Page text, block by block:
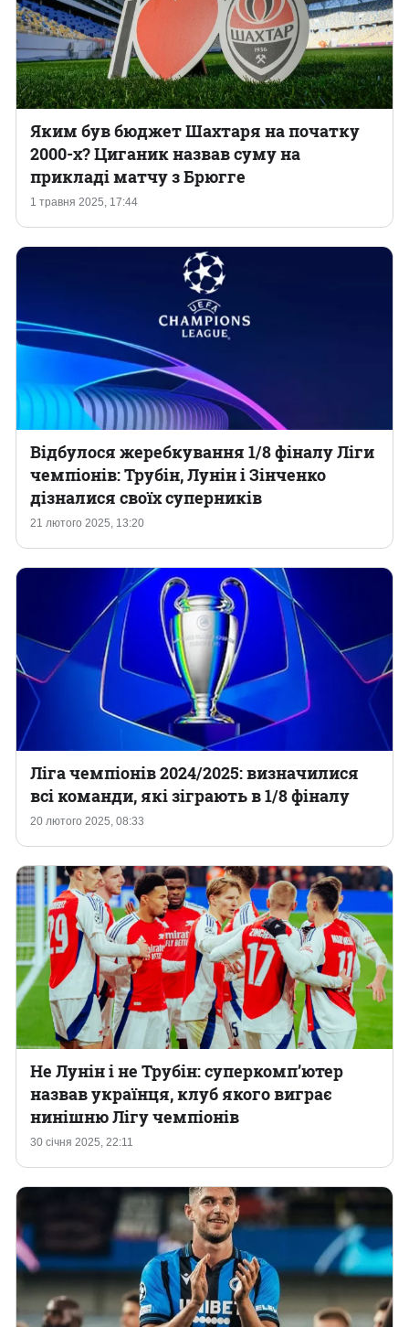
1 травня 2025, 17:44
Яким був бюджет Шахтаря на початку
2000-х? Циганик назвав суму на
прикладі матчу з Брюгге
21 лютого 2025, 13:20
Відбулося жеребкування 1/8 фіналу Ліги
чемпіонів: Трубін, Лунін і Зінченко
дізналися своїх суперників
20 лютого 2025, 08:33
Ліга чемпіонів 2024/2025: визначилися
всі команди, які зіграють в 1/8 фіналу
30 січня 2025, 22:11
Не Лунін і не Трубін: суперкомп’ютер
назвав українця, клуб якого виграє
нинішню Лігу чемпіонів